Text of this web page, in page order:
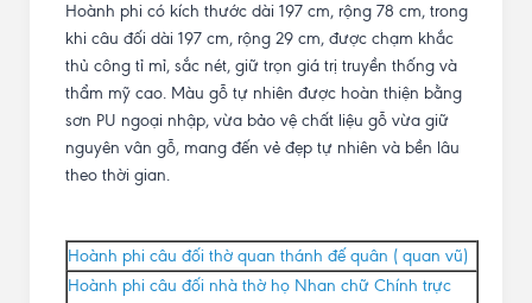
Hoành phi có kích thước dài 197 cm, rộng 78 cm, trong
khi câu đối dài 197 cm, rộng 29 cm, được chạm khắc
thủ công tỉ mỉ, sắc nét, giữ trọn giá trị truyền thống và
thẩm mỹ cao. Màu gỗ tự nhiên được hoàn thiện bằng
sơn PU ngoại nhập, vừa bảo vệ chất liệu gỗ vừa giữ
nguyên vân gỗ, mang đến vẻ đẹp tự nhiên và bền lâu
theo thời gian.
Hoành phi câu đối thờ quan thánh đế quân ( quan vũ)
Hoành phi câu đối nhà thờ họ Nhan chữ Chính trực